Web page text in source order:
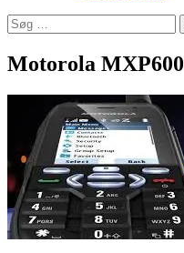
Søg
efter:
Motorola MXP600